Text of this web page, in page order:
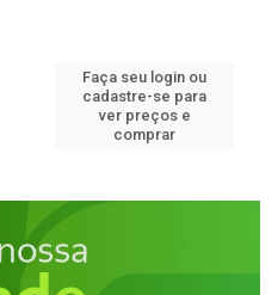
Faça seu login ou
cadastre-se para
ver preços e
comprar